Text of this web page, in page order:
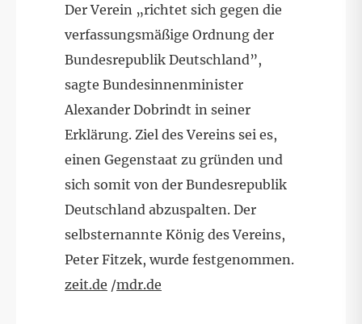
Der Verein „richtet sich gegen die
verfassungsmäßige Ordnung der
Bundesrepublik Deutschland”,
sagte Bundesinnenminister
Alexander Dobrindt in seiner
Erklärung. Ziel des Vereins sei es,
einen Gegenstaat zu gründen und
sich somit von der Bundesrepublik
Deutschland abzuspalten. Der
selbsternannte König des Vereins,
Peter Fitzek, wurde festgenommen.
zeit.de /mdr.de